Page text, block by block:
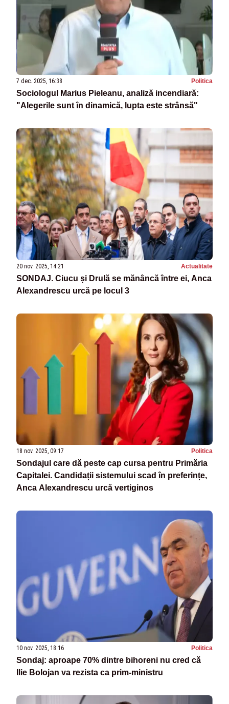
7 dec. 2025, 16:38 Politica
Sociologul Marius Pieleanu, analiză incendiară:
"Alegerile sunt în dinamică, lupta este strânsă"
20 nov. 2025, 14:21 Actualitate
SONDAJ. Ciucu și Drulă se mănâncă între ei, Anca
Alexandrescu urcă pe locul 3
18 nov. 2025, 09:17 Politica
Sondajul care dă peste cap cursa pentru Primăria
Capitalei. Candidații sistemului scad în preferințe,
Anca Alexandrescu urcă vertiginos
10 nov. 2025, 18:16 Politica
Sondaj: aproape 70% dintre bihoreni nu cred că
Ilie Bolojan va rezista ca prim-ministru